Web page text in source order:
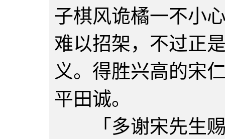
子棋风诡橘一不小
难以招架，不过正
义。得胜兴高的宋
平田诚。
「多谢宋先生赐